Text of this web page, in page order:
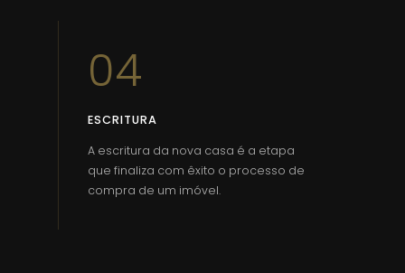
04
ESCRITURA
A escritura da nova casa é a etapa
que finaliza com êxito o processo de
compra de um imóvel.